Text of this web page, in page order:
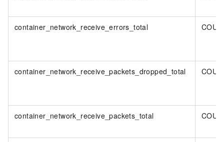
container_network_receive_errors_total
container_network_receive_packets_dropped_total
container_network_receive_packets_total